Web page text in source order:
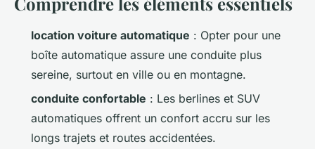
Choisissez la voiture
automatique idéale pour une
conduite relaxante
06/05/2026 15:36 12 min de lecture
location voiture automatique : Opter pour une
boîte automatique assure une conduite plus
sereine, surtout en ville ou en montagne.
conduite confortable : Les berlines et SUV
automatiques offrent un confort accru sur les
longs trajets et routes accidentées.